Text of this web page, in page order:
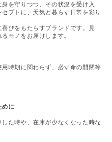
を守りつつ、その状況を受け入
プトに、天気と暮らす日常を彩り
びをもたらすブランドです。見
モノをお届けします。
時期に関わらず、必ず傘の開閉等
めに
た時や、在庫が少なくなった時な